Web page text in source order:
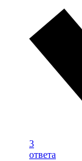
3
ответа